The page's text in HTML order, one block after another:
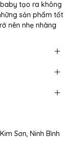
tạo ra không
sản phẩm tốt
nên nhẹ nhàng
Sơn, Ninh Bình